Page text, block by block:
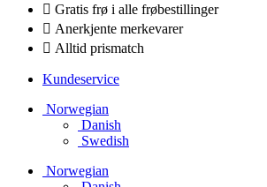
Gratis frø i alle frøbestillinger
Anerkjente merkevarer
Alltid prismatch
Kundeservice
Norwegian
Danish
Swedish
Norwegian